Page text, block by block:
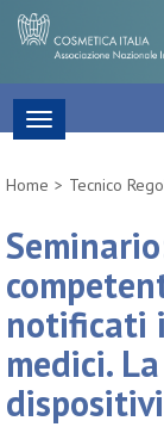
Toggle
navigation
Home
Tecnico
notificati
medici.